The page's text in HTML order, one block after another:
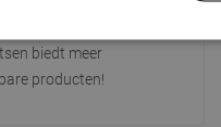
biedt meer
producten!